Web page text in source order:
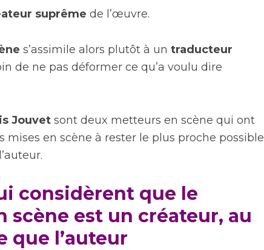
suprême de l’œuvre.
s’assimile alors plutôt à un traducteur
de ne pas déformer ce qu’a voulu dire
Jouvet sont deux metteurs en scène qui ont
mises en scène à rester le plus proche possible
considèrent que le
scène est un créateur, au
que l’auteur